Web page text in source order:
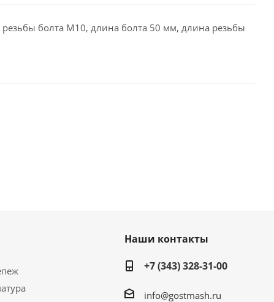
болта М10, длина болта 50 мм, длина резьбы
Наши контакты
+7 (343) 328-31-00
info@gostmash.ru